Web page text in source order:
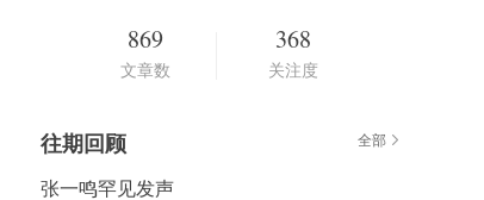
869
文章数
368
关注度
往期回顾 全部
张一鸣罕见发声